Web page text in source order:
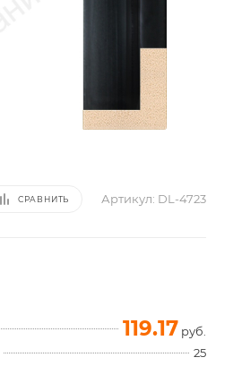
СРАВНИТЬ Артикул: DL-4723
119.17 руб.
25